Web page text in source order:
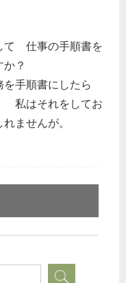
て 仕事の手順書を
？
手順書にしたら
私はそれをしてお
ませんが。